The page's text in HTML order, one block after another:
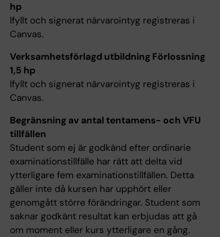
hp
Ifyllt och signerat närvarointyg registreras i
Canvas.
Verksamhetsförlagd utbildning Förlossning
1,5 hp
Ifyllt och signerat närvarointyg registreras i
Canvas.
Begränsning av antal tentamens- och VFU
tillfällen
Student som ej är godkänd efter ordinarie
examinationstillfälle har rätt att delta vid
ytterligare fem examinationstillfällen. Detta
gäller inte då kursen har upphört eller
genomgått större förändringar. Student som
saknar godkänt resultat kan erbjudas att gå
om moment eller kurs ytterligare en gång.